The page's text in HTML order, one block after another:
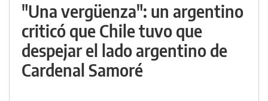
"Una vergüenza": un argentino
criticó que Chile tuvo que
despejar el lado argentino de
Cardenal Samoré